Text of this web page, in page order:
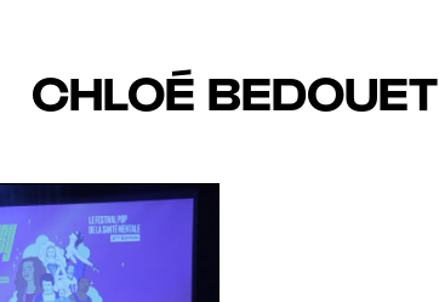
CHLOÉ BEDOUET